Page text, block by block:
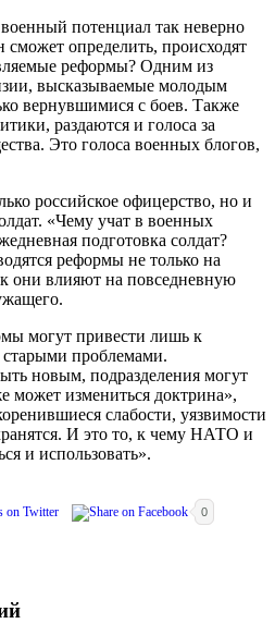
потенциал так неверно
сможет определить, происходят
реформы? Одним из
высказываемые молодым
вернувшимися с боев. Также
раздаются и голоса за
Это голоса военных блогов,
российское офицерство, но и
«Чему учат в военных
подготовка солдат?
реформы не только на
они влияют на повседневную
могут привести лишь к
проблемами.
новым, подразделения могут
может измениться доктрина»,
слабости, уязвимости
И это то, к чему НАТО и
и использовать».
0